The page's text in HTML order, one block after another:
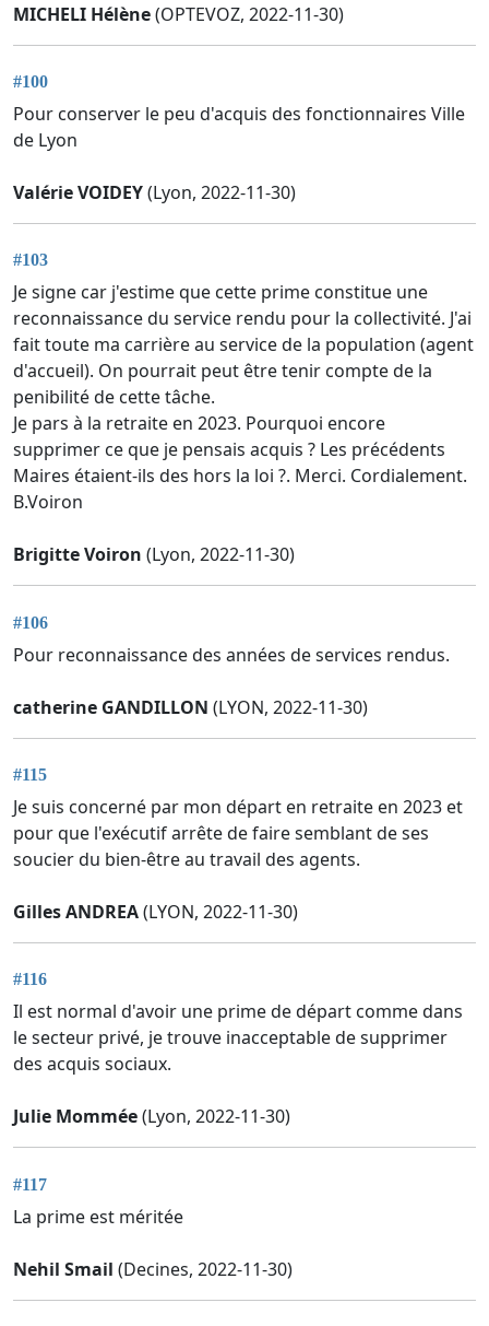
MICHELI Hélène(OPTEVOZ, 2022-11-30)
#100
Pour conserver le peu d'acquis des fonctionnaires Ville
de Lyon
Valérie VOIDEY(Lyon, 2022-11-30)
#103
Je signe car j'estime que cette prime constitue une
reconnaissance du service rendu pour la collectivité. J'ai
fait toute ma carrière au service de la population (agent
d'accueil). On pourrait peut être tenir compte de la
penibilité de cette tâche.
Je pars à la retraite en 2023. Pourquoi encore
supprimer ce que je pensais acquis ? Les précédents
Maires étaient-ils des hors la loi ?. Merci. Cordialement.
B.Voiron
Brigitte Voiron (Lyon, 2022-11-30)
#106
Pour reconnaissance des années de services rendus.
catherine GANDILLON (LYON, 2022-11-30)
#115
Je suis concerné par mon départ en retraite en 2023 et
pour que l'exécutif arrête de faire semblant de ses
soucier du bien-être au travail des agents.
Gilles ANDREA(LYON, 2022-11-30)
#116
Il est normal d'avoir une prime de départ comme dans
le secteur privé, je trouve inacceptable de supprimer
des acquis sociaux.
Julie Mommée(Lyon, 2022-11-30)
#117
La prime est méritée
Nehil Smail (Decines, 2022-11-30)